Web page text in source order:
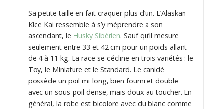
Sa petite taille en fait craquer plus d’un. L’Alaskan
Klee Kai ressemble à s’y méprendre à son
ascendant, le Husky Sibérien. Sauf qu’il mesure
seulement entre 33 et 42 cm pour un poids allant
de 4 à 11 kg. La race se décline en trois variétés : le
Toy, le Miniature et le Standard. Le canidé
possède un poil mi-long, bien fourni et double
avec un sous-poil dense, mais doux au toucher. En
général, la robe est bicolore avec du blanc comme